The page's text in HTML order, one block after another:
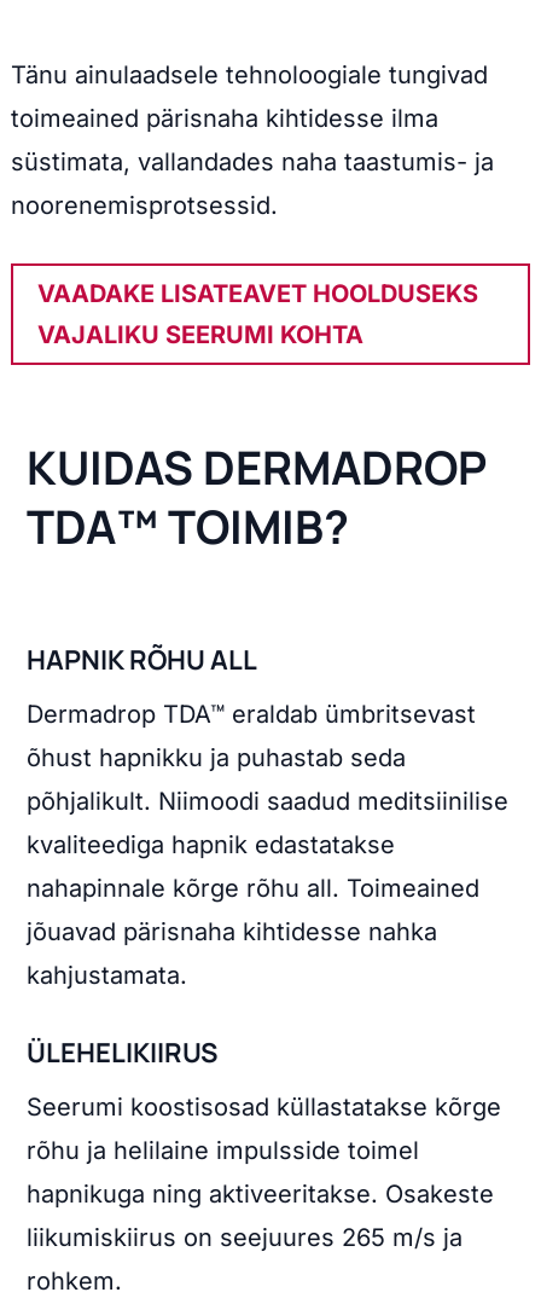
Tänu ainulaadsele tehnoloogiale tungivad
toimeained pärisnaha kihtidesse ilma
süstimata, vallandades naha taastumis- ja
noorenemisprotsessid.
VAADAKE LISATEAVET HOOLDUSEKS
VAJALIKU SEERUMI KOHTA
KUIDAS DERMADROP
TDA™ TOIMIB?
HAPNIK RÕHU ALL
Dermadrop TDA™ eraldab ümbritsevast
õhust hapnikku ja puhastab seda
põhjalikult. Niimoodi saadud meditsiinilise
kvaliteediga hapnik edastatakse
nahapinnale kõrge rõhu all. Toimeained
jõuavad pärisnaha kihtidesse nahka
kahjustamata.
ÜLEHELIKIIRUS
Seerumi koostisosad küllastatakse kõrge
rõhu ja helilaine impulsside toimel
hapnikuga ning aktiveeritakse. Osakeste
liikumiskiirus on seejuures 265 m/s ja
rohkem.